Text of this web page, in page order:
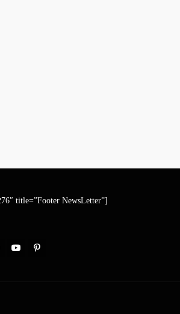
title=”Footer NewsLetter”]